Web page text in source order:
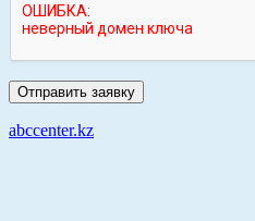
abccenter.kz